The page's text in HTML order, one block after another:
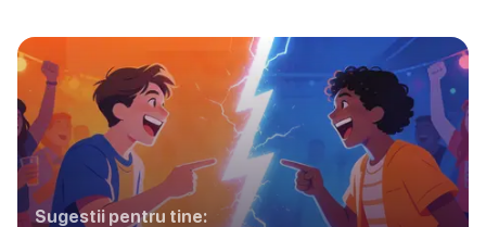
Sugestii pentru tine: